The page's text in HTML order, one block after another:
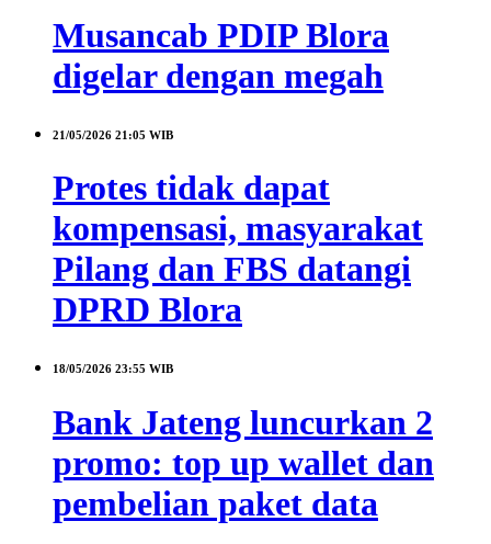
Musancab PDIP Blora
digelar dengan megah
21/05/2026 21:05 WIB
Protes tidak dapat
kompensasi, masyarakat
Pilang dan FBS datangi
DPRD Blora
18/05/2026 23:55 WIB
Bank Jateng luncurkan 2
promo: top up wallet dan
pembelian paket data